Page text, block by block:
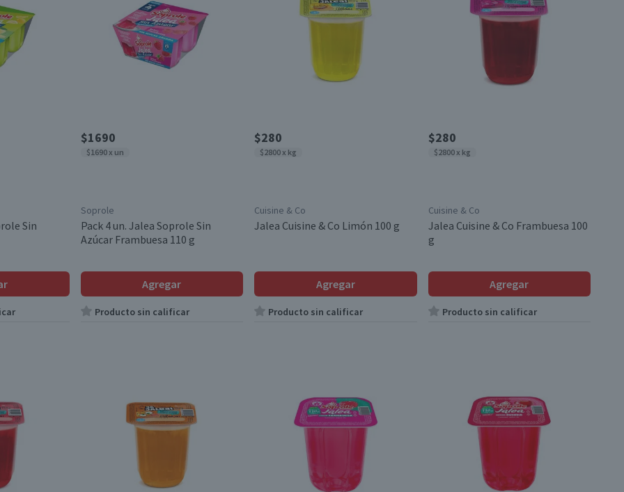
Sin
$1690
$1690 x un
Soprole
Pack 4 un. Jalea Soprole Sin
Azúcar Frambuesa 110 g
Agregar
Producto sin calificar
$280
$2800 x kg
Cuisine & Co
Jalea Cuisine & Co Limón 100 g
Agregar
Producto sin calificar
$280
$2800 x kg
Cuisine & Co
Jalea Cuisine & Co Frambuesa 100
g
Agregar
Producto sin calificar